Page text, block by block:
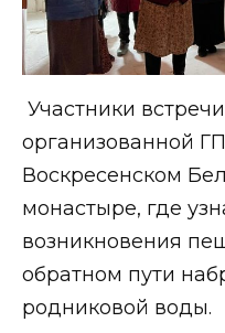
Участники
организованной
Воскресенском
монастыре, где
возникновения
обратном пути
родниковой воды.